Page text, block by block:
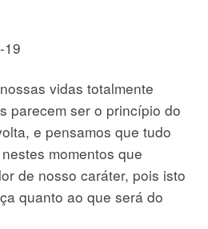
19
vidas totalmente
parecem ser o princípio do
e pensamos que tudo
momentos que
de nosso caráter, pois isto
quanto ao que será do